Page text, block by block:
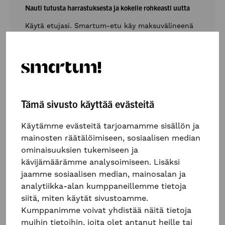
Tämä sivusto käyttää evästeitä
Käytämme evästeitä tarjoamamme sisällön ja
mainosten räätälöimiseen, sosiaalisen median
ominaisuuksien tukemiseen ja
kävijämäärämme analysoimiseen. Lisäksi
jaamme sosiaalisen median, mainosalan ja
analytiikka-alan kumppaneillemme tietoja
siitä, miten käytät sivustoamme.
Kumppanimme voivat yhdistää näitä tietoja
muihin tietoihin, joita olet antanut heille tai
Nauti tutusta harrastuksesta ja kokeile rohkeasti uutta
Käytä etujasi. Smartum-etu käy maksuvälineenä
Käyttöpaikkahaku
maksuja vastaanottavat palveluntarjoajat. Hae
hakukentän avulla juuri sinulle sopivia
käyttötapoja kaupungin tai aktiviteetin mukaan.
Psst. maksa eduilla helposti verkkokaupoissa.
Hyödynnä etusi vaikka kotisohvalta. Katso
esimerkkejä verkkokaupoistatäältä.